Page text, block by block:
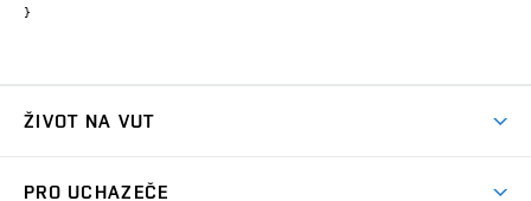
}
ŽIVOT NA VUT
PRO UCHAZEČE